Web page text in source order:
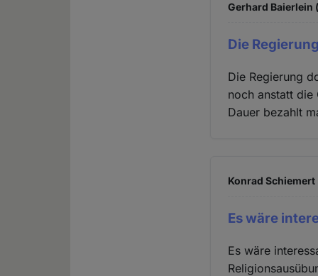
Gerhard
Die
Die Regierung
noch anstatt die
Dauer bezahlt
Konrad
Es wäre
Es wäre